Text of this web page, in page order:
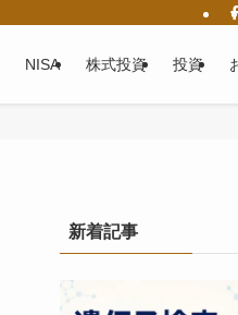
NISA 株式投資 投資
新着記事